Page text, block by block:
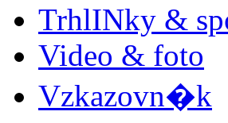
TrhlINky &
Video & foto
Vzkazovn�k